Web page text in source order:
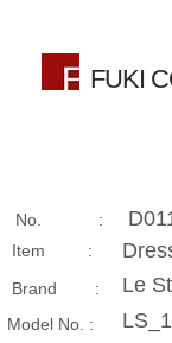
FUKI
No. :
Item :
Brand : Le
Model No. :